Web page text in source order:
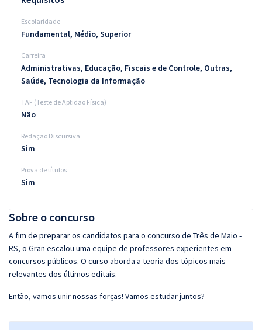
Sobre o concurso
A fim de preparar os candidatos para o concurso de Três de Maio -
RS, o Gran escalou uma equipe de professores experientes em
concursos públicos. O curso aborda a teoria dos tópicos mais
relevantes dos últimos editais.
Então, vamos unir nossas forças! Vamos estudar juntos?
Escolaridade
Fundamental, Médio, Superior
Carreira
Administrativas, Educação, Fiscais e de Controle, Outras,
Saúde, Tecnologia da Informação
TAF (Teste de Aptidão Física)
Não
Redação Discursiva
Sim
Prova de títulos
Sim